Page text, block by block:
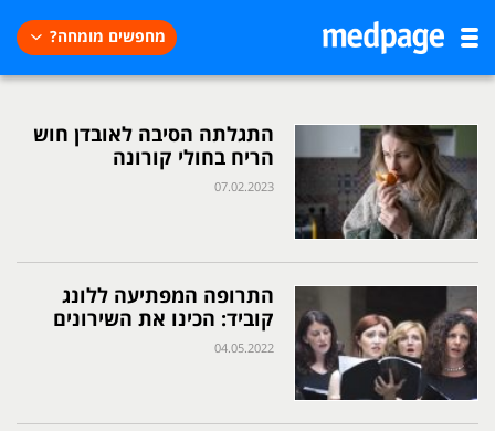
מחפשים מומחה?
התגלתה הסיבה לאובדן חוש
הריח בחולי קורונה
07.02.2023
התרופה המפתיעה ללונג
קוביד: הכינו את השירונים
04.05.2022